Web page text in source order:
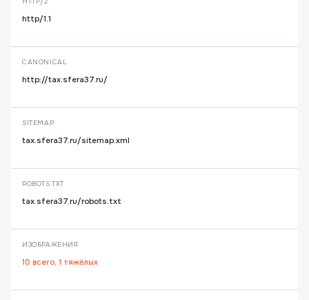
http/1.1
CANONICAL
http://tax.sfera37.ru/
SITEMAP
tax.sfera37.ru/sitemap.xml
ROBOTS.TXT
tax.sfera37.ru/robots.txt
ИЗОБРАЖЕНИЯ
10 всего, 1 тяжёлых